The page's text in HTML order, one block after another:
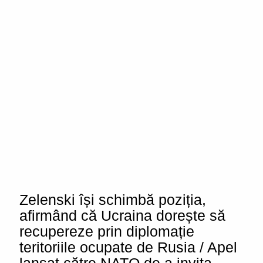
Zelenski își schimbă poziția,
afirmând că Ucraina dorește să
recupereze prin diplomație
teritoriile ocupate de Rusia / Apel